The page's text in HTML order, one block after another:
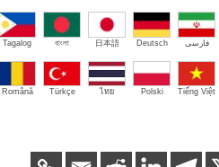
فارسی Deutsch
日本語
বাংলা
Tagalog
Tiếng Việt
Polski
ไทย
Türkçe
Română